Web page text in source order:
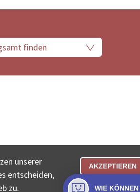
unserer
entscheiden,
zu.
AKZEPTIEREN
WIE
der Collecta AG.